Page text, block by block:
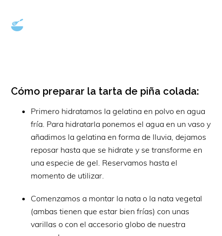
Cómo preparar la tarta de piña colada:
Primero hidratamos la gelatina en polvo en agua
fría. Para hidratarla ponemos el agua en un vaso y
añadimos la gelatina en forma de lluvia, dejamos
reposar hasta que se hidrate y se transforme en
una especie de gel. Reservamos hasta el
momento de utilizar.
Comenzamos a montar la nata o la nata vegetal
(ambas tienen que estar bien frías) con unas
varillas o con el accesorio globo de nuestra